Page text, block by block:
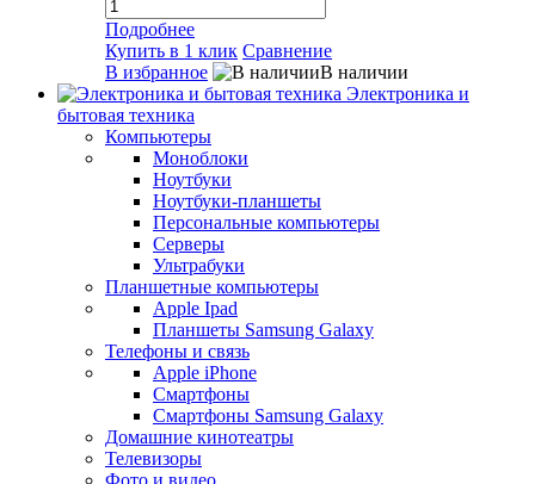
Подробнее
Купить в 1 клик Сравнение
В избранное
В наличии
Электроника и
бытовая техника
Компьютеры
Моноблоки
Ноутбуки
Ноутбуки-планшеты
Персональные компьютеры
Серверы
Ультрабуки
Планшетные компьютеры
Apple Ipad
Планшеты Samsung Galaxy
Телефоны и связь
Apple iPhone
Смартфоны
Смартфоны Samsung Galaxy
Домашние кинотеатры
Телевизоры
Фото и видео